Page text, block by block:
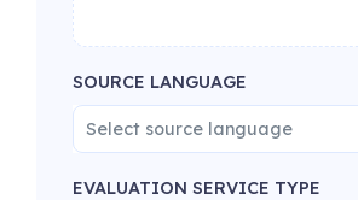
SOURCE LANGUAGE
Select source language
EVALUATION SERVICE TYPE